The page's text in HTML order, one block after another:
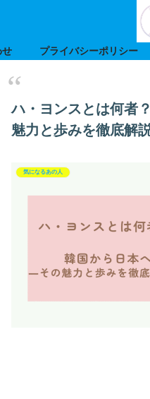
せ プライバシーポリシー
ハ・ヨンスとは何者
魅力と歩みを徹底解
気になるあの人